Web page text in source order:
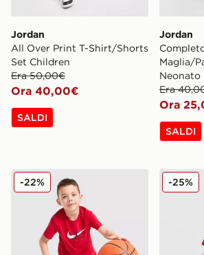
Jordan
All Over Print T-Shirt/Shorts
Set Children
Era 50,00€
Ora 40,00€
SALDI
Jordan
Maglia/
Neonato
Era
Ora
SALDI
Jordan Completo Beyond The Arc
-22% Jordan
-25%